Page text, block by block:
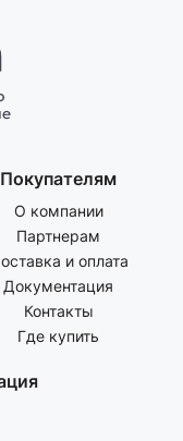
Покупателям
О компании
Партнерам
и оплата
Документация
Контакты
Где купить